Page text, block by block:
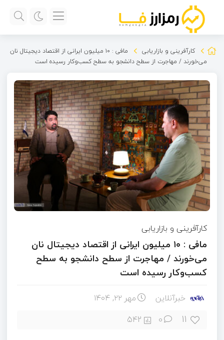
کارآفرینی و بازاریابی
مافی : ۱۰ میلیون ایرانی از اقتصاد دیجیتال نان
می‌خورند / مهاجرت از سطح دانشجو به سطح کسب‌وکار رسیده است
کارآفرینی و بازاریابی
مافی : ۱۰ میلیون ایرانی از اقتصاد دیجیتال نان
می‌خورند / مهاجرت از سطح دانشجو به سطح
کسب‌وکار رسیده است
خبرآنلاین مهر ۲۲, ۱۴۰۴
11
0
542